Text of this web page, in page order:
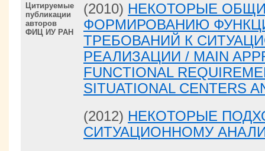
Цитируемые
публикации
авторов
ФИЦ ИУ РАН
(2010) НЕКОТОРЫЕ
ФОРМИРОВАНИЮ
ТРЕБОВАНИЙ К
РЕАЛИЗАЦИИ / MAIN
FUNCTIONAL
SITUATIONAL CENTERS
(2012) НЕКОТОРЫЕ
СИТУАЦИОННОМУ